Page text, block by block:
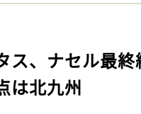
ス、ナセル最
は北九州